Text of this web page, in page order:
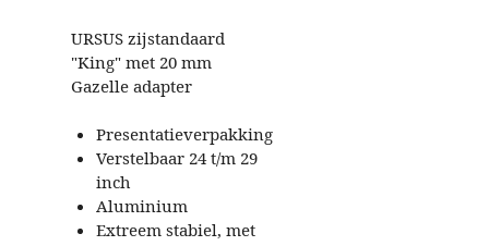
URSUS zijstandaard
"King" met 20 mm
Gazelle adapter
Presentatieverpakking
Verstelbaar 24 t/m 29
inch
Aluminium
Extreem stabiel, met